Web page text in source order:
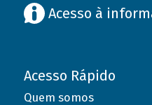
Acesso à
Acesso Rápido
Quem somos